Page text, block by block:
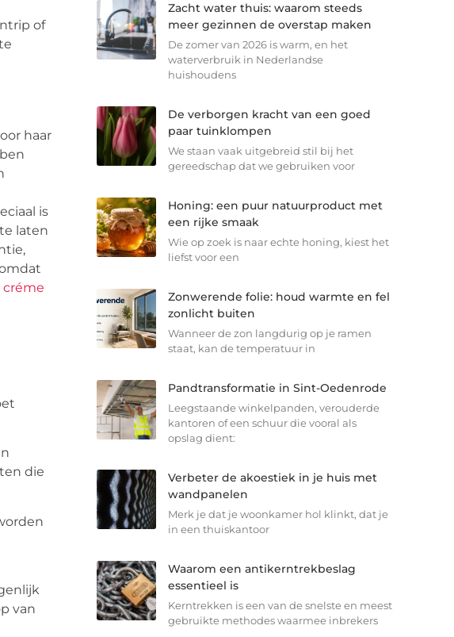
of
haar
is
laten
die
van
Zacht water thuis: waarom steeds
meer gezinnen de overstap maken
De zomer van 2026 is warm, en het
waterverbruik in Nederlandse
huishoudens
De verborgen kracht van een goed
paar tuinklompen
We staan vaak uitgebreid stil bij het
gereedschap dat we gebruiken voor
Honing: een puur natuurproduct met
een rijke smaak
Wie op zoek is naar echte honing, kiest het
liefst voor een
Zonwerende folie: houd warmte en fel
zonlicht buiten
Wanneer de zon langdurig op je ramen
staat, kan de temperatuur in
Pandtransformatie in Sint-Oedenrode
Leegstaande winkelpanden, verouderde
kantoren of een schuur die vooral als
opslag dient:
Verbeter de akoestiek in je huis met
wandpanelen
Merk je dat je woonkamer hol klinkt, dat je
in een thuiskantoor
Waarom een antikerntrekbeslag
essentieel is
Kerntrekken is een van de snelste en meest
gebruikte methodes waarmee inbrekers